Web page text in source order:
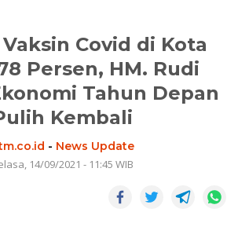
Covid di Kota
Persen, HM. Rudi
Tahun Depan
Kembali
- News Update
14/09/2021 - 11:45 WIB